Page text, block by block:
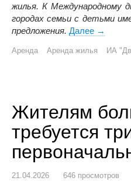
жилья. К Международному
городах семьи с детьми
предложения. Далее Где
→
Аренда Аренда жилья ИА
Жителям
требуется
21.04.2026 646 просмотров